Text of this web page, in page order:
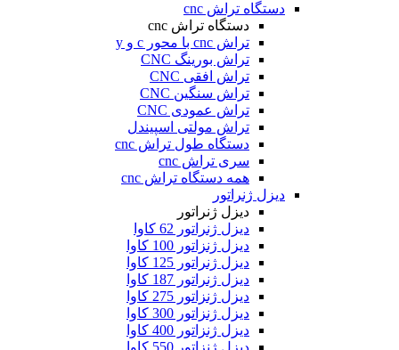
دستگاه تراش cnc
دستگاه تراش cnc
تراش cnc با محور c و y
تراش بورینگ CNC
تراش افقی CNC
تراش سنگین CNC
تراش عمودی CNC
تراش مولتی اسپیندل
دستگاه طول تراش cnc
سری تراش cnc
همه دستگاه تراش cnc
دیزل ژنراتور
دیزل ژنراتور
دیزل ژنراتور 62 کاوا
دیزل ژنزاتور 100 کاوا
دیزل ژنراتور 125 کاوا
دیزل ژنراتور 187 کاوا
دیزل ژنزاتور 275 کاوا
دیزل ژنزاتور 300 کاوا
دیزل ژنزاتور 400 کاوا
دیزل ژنزاتور 550 کاوا